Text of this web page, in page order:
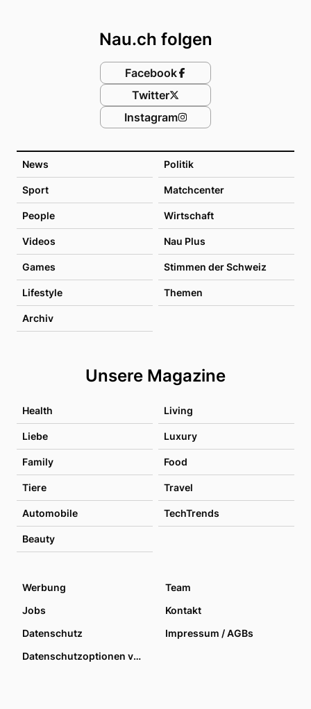
News Politik
Sport Matchcenter
People Wirtschaft
Videos Nau Plus
Games Stimmen der Schweiz
Lifestyle Themen
Archiv
Unsere Magazine
Health Living
Liebe Luxury
Family Food
Tiere Travel
Automobile TechTrends
Beauty
Nau.ch folgen
Facebook
Twitter
Instagram
Werbung
Team
Jobs
Kontakt
Datenschutz
Impressum / AGBs
Datenschutzoptionen verwalten